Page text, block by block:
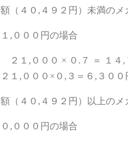
４０,４９２円）未満のメ
,０００円の場合
２１,０００ × ０.７ ＝ １４,
１,０００×０,３＝６,３００
４０,４９２円）以上のメ
,０００円の場合